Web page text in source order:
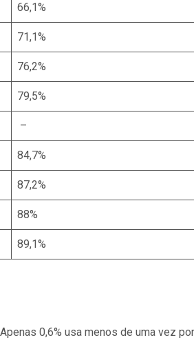
66,1%
71,1%
76,2%
79,5%
–
84,7%
87,2%
88%
89,1%
0,6% usa menos de uma vez